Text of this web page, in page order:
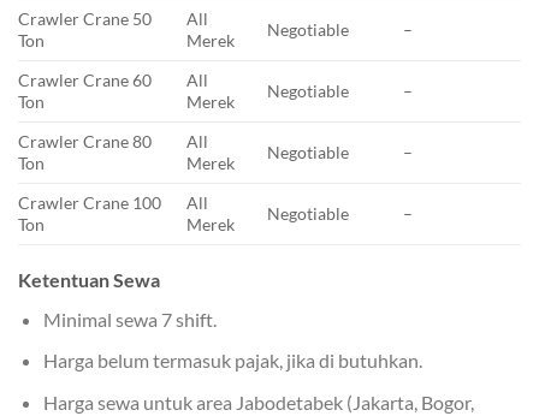
Crawler Crane 50
Ton
All
Merek
Negotiable –
Crawler Crane 60
Ton
All
Merek
Negotiable –
Crawler Crane 80
Ton
All
Merek
Negotiable –
Crawler Crane 100
Ton
All
Merek
Negotiable –
Ketentuan Sewa
Minimal sewa 7 shift.
Harga belum termasuk pajak, jika di butuhkan.
Harga sewa untuk area Jabodetabek (Jakarta, Bogor,